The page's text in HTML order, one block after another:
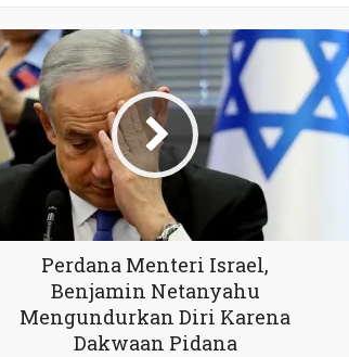
Perdana Menteri Israel,
Benjamin Netanyahu
Mengundurkan Diri Karena
Dakwaan Pidana